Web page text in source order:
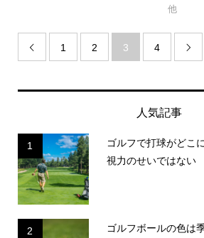
他
 1 2 3 4 
人気記事
1
ゴルフで打球がどこ
視力のせいではない
2
ゴルフボールの色は